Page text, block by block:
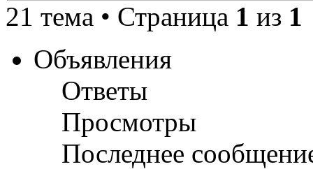
21 тема • Страница 1 из 1
Объявления
Ответы
Просмотры
Последнее